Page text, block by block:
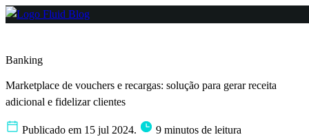
Banking
Marketplace de vouchers e recargas: solução para gerar receita
adicional e fidelizar clientes
Publicado em 15 jul 2024. 9 minutos de leitura